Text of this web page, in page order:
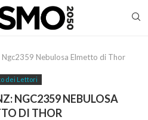
Ngc2359 Nebulosa Elmetto di Thor
dei Lettori
NGC2359 NEBULOSA
DI THOR